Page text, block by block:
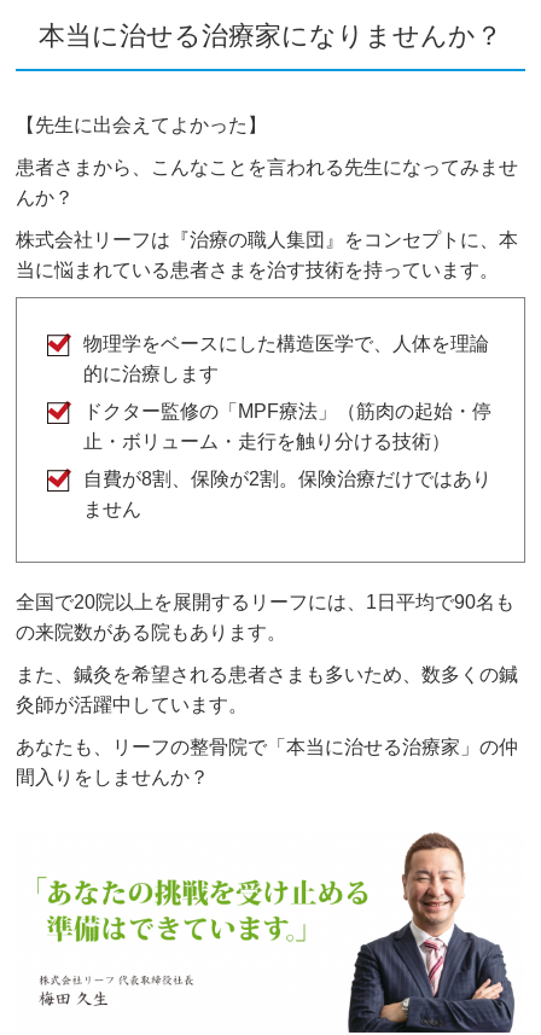
本当に治せる治療家になりませんか？
【先生に出会えてよかった】
患者さまから、こんなことを言われる先生になってみませ
んか？
株式会社リーフは『治療の職人集団』をコンセプトに、本
当に悩まれている患者さまを治す技術を持っています。
物理学をベースにした構造医学で、人体を理論
的に治療します
ドクター監修の「MPF療法」（筋肉の起始・停
止・ボリューム・走行を触り分ける技術）
自費が8割、保険が2割。保険治療だけではあり
ません
全国で20院以上を展開するリーフには、1日平均で90名も
の来院数がある院もあります。
また、鍼灸を希望される患者さまも多いため、数多くの鍼
灸師が活躍中しています。
あなたも、リーフの整骨院で「本当に治せる治療家」の仲
間入りをしませんか？